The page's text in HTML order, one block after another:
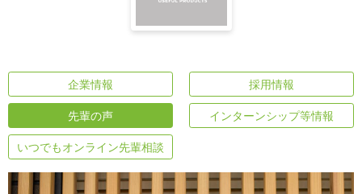
企業情報 採用情報
先輩の声 インターンシップ等情報
いつでもオンライン先輩相談